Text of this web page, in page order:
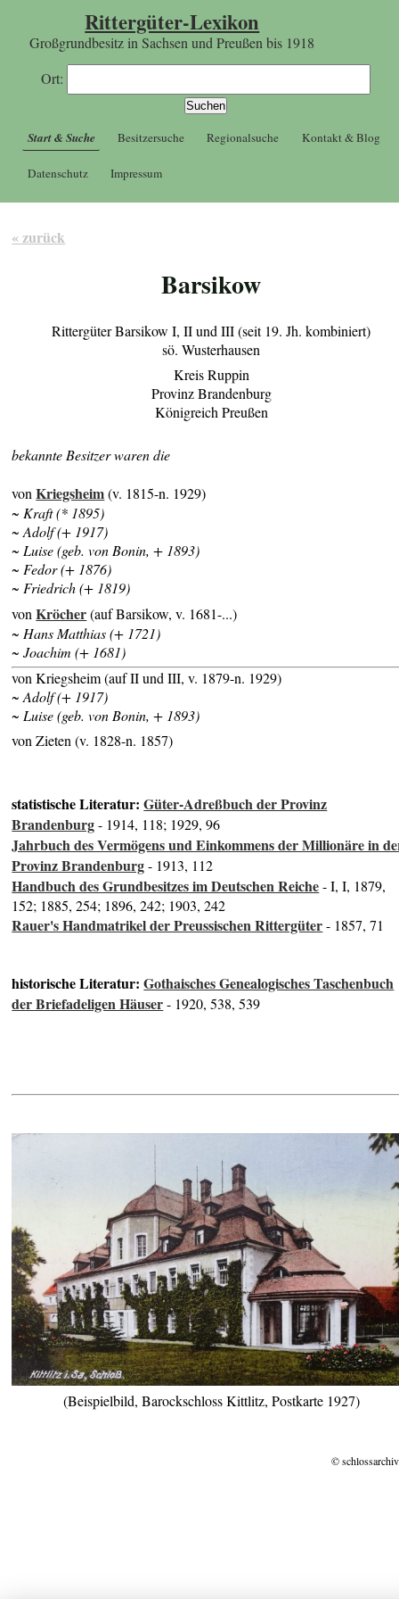
Rittergüter-Lexikon
Großgrundbesitz in Sachsen und Preußen bis 1918
Ort:
Start & Suche Besitzersuche Regionalsuche Kontakt & Blog
Datenschutz Impressum
« zurück
Barsikow
Rittergüter Barsikow I, II und III (seit 19. Jh. kombiniert)
sö. Wusterhausen
Kreis Ruppin
Provinz Brandenburg
Königreich Preußen
bekannte Besitzer waren die
vonKriegsheim(v. 1815-n. 1929)
~ Kraft (* 1895)
~ Adolf (+ 1917)
~ Luise (geb. von Bonin, + 1893)
~ Fedor (+ 1876)
~ Friedrich (+ 1819)
vonKröcher(auf Barsikow, v. 1681-...)
~ Hans Matthias (+ 1721)
~ Joachim (+ 1681)
von Kriegsheim (auf II und III, v. 1879-n. 1929)
~ Adolf (+ 1917)
~ Luise (geb. von Bonin, + 1893)
von Zieten (v. 1828-n. 1857)
statistische Literatur:Güter-Adreßbuch der Provinz
Brandenburg- 1914, 118; 1929, 96
Jahrbuch des Vermögens und Einkommens der Millionäre in
Provinz Brandenburg- 1913, 112
Handbuch des Grundbesitzes im Deutschen Reiche- I, I, 1879,
152; 1885, 254; 1896, 242; 1903, 242
Rauer's Handmatrikel der Preussischen Rittergüter- 1857, 71
historische Literatur:Gothaisches Genealogisches Taschenbuch
der Briefadeligen Häuser- 1920, 538, 539
(Beispielbild, Barockschloss Kittlitz, Postkarte 1927)
©